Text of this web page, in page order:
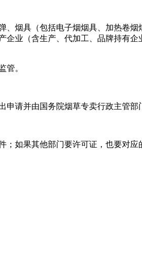
烟具（包括电子烟烟具、加热卷
业（含生产、代加工、品牌持有
管。
请并由国务院烟草专卖行政主管部
如果其他部门要许可证，也要对